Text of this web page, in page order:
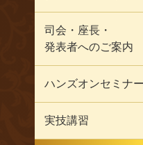
司会・座長・
発表者へのご案内
ハンズオンセミナー
実技講習